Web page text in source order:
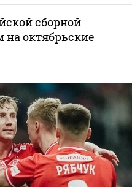
сборной
на октябрьские